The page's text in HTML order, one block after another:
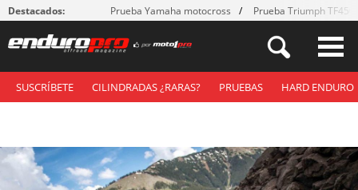
Destacados: Prueba Yamaha motocross Prueba Triumph
SUSCRÍBETE CILINDRADAS ¿RARAS? PRUEBAS HARD ENDURO